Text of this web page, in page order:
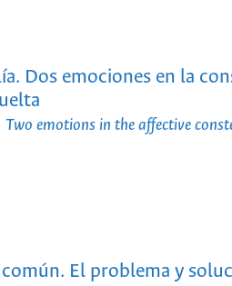
Dos emociones en la
Two emotions in the affective
El problema y